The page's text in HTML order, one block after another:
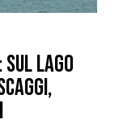
sul Lago